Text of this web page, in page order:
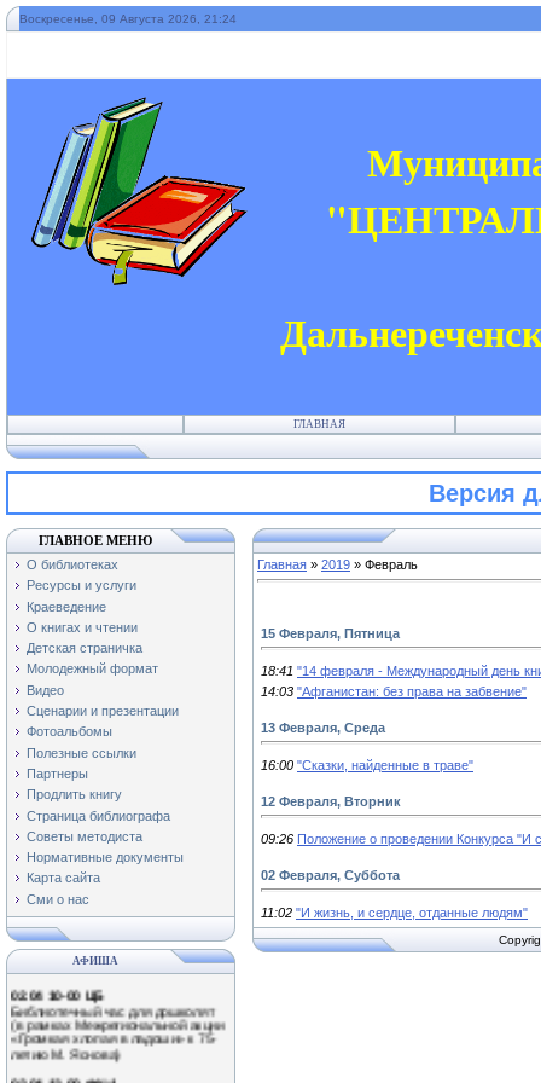
Воскресенье, 09 Августа 2026, 21:24
ГЛАВНАЯ
Версия
ГЛАВНОЕ МЕНЮ
О библиотеках
Ресурсы и услуги
Краеведение
О книгах и чтении
Детская страничка
Молодежный формат
Видео
Сценарии и презентации
Фотоальбомы
Полезные ссылки
Партнеры
Продлить книгу
Страница библиографа
Советы методиста
Нормативные документы
Карта сайта
Сми о нас
АФИША
01.04 11-00 Ф№3
Экологический час «Наши
крылатые друзья!»
(Международный день птиц)
0.04 13-00 Ф№1
Обзор книжной выставки
«Путешествие в мир природы»
02.04 10-00 ЦБ
Библиотечный час для дошколят
(в рамках Межрегиональной акции
«Громкая хлопая в ладоши» к 75-
летию М. Яснова)
02.04 13-00 Ф№1
Главная » 2019 » Февраль
15 Февраля, Пятница
18:41 "14 февраля - Международный день
14:03 "Афганистан: без права на забвение"
13 Февраля, Среда
16:00 "Сказки, найденные в траве"
12 Февраля, Вторник
09:26 Положение о проведении Конкурса "И
02 Февраля, Суббота
11:02 "И жизнь, и сердце, отданные людям"